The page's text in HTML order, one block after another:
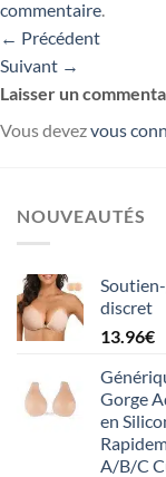
commentaire.
← Précédent
Suivant →
Laisser un
Vous devezvous
NOUVEAUTÉS
discret
13.96€
Gorge
en
A/B/C